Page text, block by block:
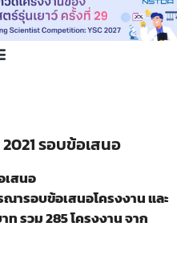
รอบข้อเสนอ
เสนอ
ารอบข้อเสนอโครงงาน และ
รวม 285 โครงงาน จาก